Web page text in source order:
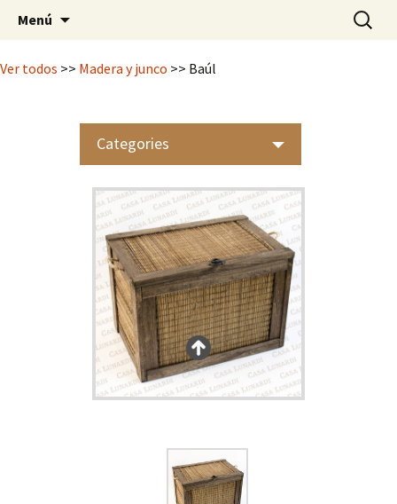
Casa Lunardi
Mimbrería Artesanal
Menú
Buscar:
Ver todos >> Madera y junco >> Baúl
Categories